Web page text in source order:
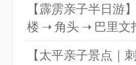
【霹雳亲子半日游
楼 ➝ 角头 ➝ 巴里文
【太平亲子景点｜